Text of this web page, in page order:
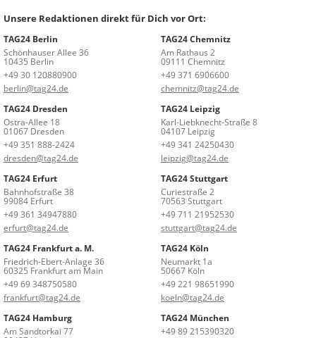
Unsere Redaktionen direkt für Dich vor Ort:
TAG24 Berlin
Schönhauser Allee 36
10435 Berlin
+49 30 120880900
berlin@tag24.de
TAG24 Chemnitz
Am Rathaus 2
09111 Chemnitz
+49 371 6906600
chemnitz@tag24.de
TAG24 Dresden
Ostra-Allee 18
01067 Dresden
+49 351 888-2424
dresden@tag24.de
TAG24 Leipzig
Karl-Liebknecht-Straße 8
04107 Leipzig
+49 341 24250430
leipzig@tag24.de
TAG24 Erfurt
Bahnhofstraße 38
99084 Erfurt
+49 361 34947880
erfurt@tag24.de
TAG24 Stuttgart
Curiestraße 2
70563 Stuttgart
+49 711 21952530
stuttgart@tag24.de
TAG24 Frankfurt a. M.
Friedrich-Ebert-Anlage 36
60325 Frankfurt am Main
+49 69 348750580
frankfurt@tag24.de
TAG24 Köln
Neumarkt 1a
50667 Köln
+49 221 98651990
koeln@tag24.de
TAG24 Hamburg
Am Sandtorkai 77
TAG24 München
+49 89 215390320